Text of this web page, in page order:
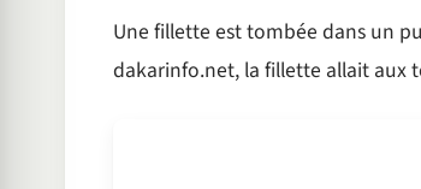
Une fillette est tombée dans un
dakarinfo.net, la fillette allait aux